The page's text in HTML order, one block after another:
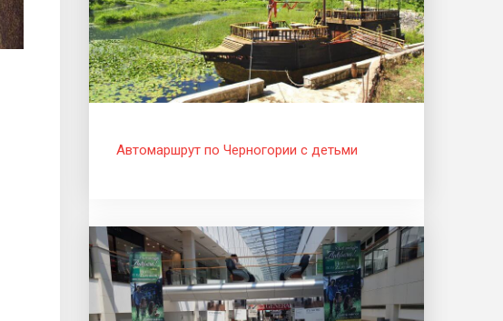
Автомаршрут по Черногории с детьми